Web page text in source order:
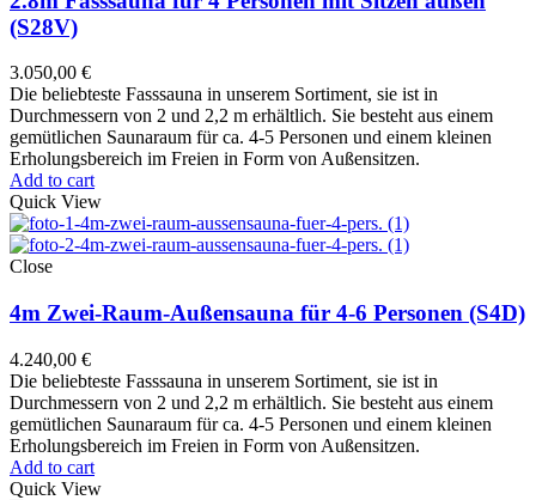
(S28V)
3.050,00 €
Die beliebteste Fasssauna in unserem Sortiment, sie ist in
Durchmessern von 2 und 2,2 m erhältlich. Sie besteht aus einem
gemütlichen Saunaraum für ca. 4-5 Personen und einem kleinen
Erholungsbereich im Freien in Form von Außensitzen.
Add to cart
Quick View
Close
4m Zwei-Raum-Außensauna für 4-6 Personen (S4D)
4.240,00 €
Die beliebteste Fasssauna in unserem Sortiment, sie ist in
Durchmessern von 2 und 2,2 m erhältlich. Sie besteht aus einem
gemütlichen Saunaraum für ca. 4-5 Personen und einem kleinen
Erholungsbereich im Freien in Form von Außensitzen.
Add to cart
Quick View